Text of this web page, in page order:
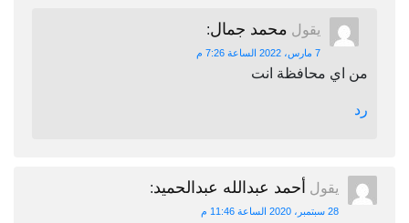
يقول محمد جمال:
7 مارس، 2022 الساعة 7:26 م
من اي محافظة انت
رد
يقول أحمد عبدالله عبدالحميد:
28 سبتمبر، 2020 الساعة 11:46 م